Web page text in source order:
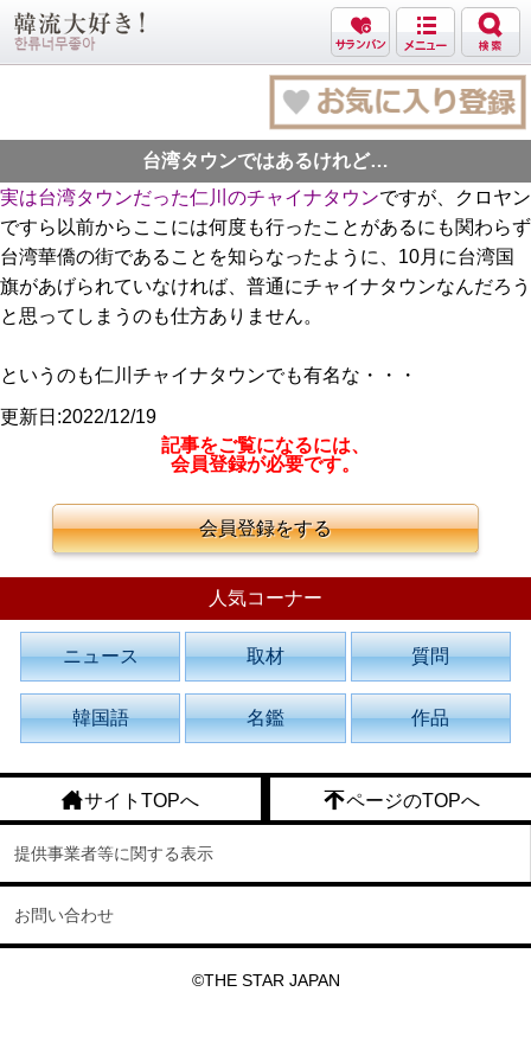
台湾タウンではあるけれど…
実は台湾タウンだった仁川のチャイナタウンですが、クロヤン
ですら以前からここには何度も行ったことがあるにも関わらず
台湾華僑の街であることを知らなったように、10月に台湾国
旗があげられていなければ、普通にチャイナタウンなんだろう
と思ってしまうのも仕方ありません。
というのも仁川チャイナタウンでも有名な・・・
更新日:2022/12/19
記事をご覧になるには、
会員登録が必要です。
会員登録をする
人気コーナー
ニュース 取材 質問
韓国語 名鑑 作品
サイトTOPへ ページのTOPへ
提供事業者等に関する表示
お問い合わせ
©THE STAR JAPAN